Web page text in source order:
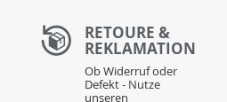
RETOURE &
REKLAMATION
Ob Widerruf oder
Defekt - Nutze
unseren